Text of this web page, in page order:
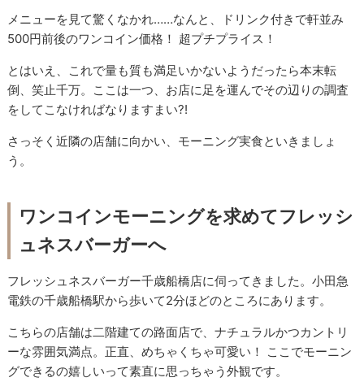
メニューを見て驚くなかれ……なんと、ドリンク付きで軒並み
500円前後のワンコイン価格！ 超プチプライス！
とはいえ、これで量も質も満足いかないようだったら本末転
倒、笑止千万。ここは一つ、お店に足を運んでその辺りの調査
をしてこなければなりますまい?!
さっそく近隣の店舗に向かい、モーニング実食といきましょ
う。
ワンコインモーニングを求めてフレッシ
ュネスバーガーへ
フレッシュネスバーガー千歳船橋店に伺ってきました。小田急
電鉄の千歳船橋駅から歩いて2分ほどのところにあります。
こちらの店舗は二階建ての路面店で、ナチュラルかつカントリ
ーな雰囲気満点。正直、めちゃくちゃ可愛い！ ここでモーニン
グできるの嬉しいって素直に思っちゃう外観です。